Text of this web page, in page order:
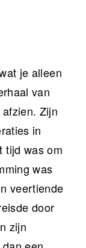
je alleen
van
Zijn
in
tijd was om
was
veertiende
door
zijn